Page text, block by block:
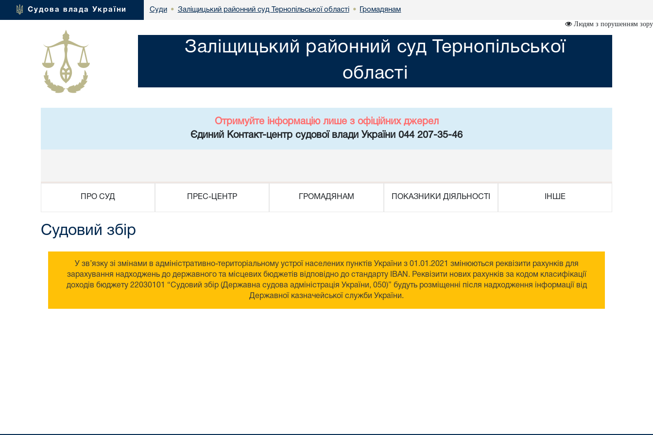
Судова влада України Суди • Заліщицький районний суд Тернопільської області • Громадянам
Людям з порушенням зору
Заліщицький районний суд Тернопільської
області
Отримуйте інформацію лише з офіційних джерел
Єдиний Контакт-центр судової влади України 044 207-35-46
ПРО СУД ПРЕС-ЦЕНТР ГРОМАДЯНАМ ПОКАЗНИКИ ДІЯЛЬНОСТІ ІНШЕ
Судовий збір
У зв’язку зі змінами в адміністративно-територіальному устрої населених пунктів України з 01.01.2021 змінюються реквізити рахунків для
зарахування надходжень до державного та місцевих бюджетів відповідно до стандарту IBAN. Реквізити нових рахунків за кодом класифікації
доходів бюджету 22030101 “Судовий збір (Державна судова адміністрація України, 050)” будуть розміщенні після надходження інформації від
Державної казначейської служби України.